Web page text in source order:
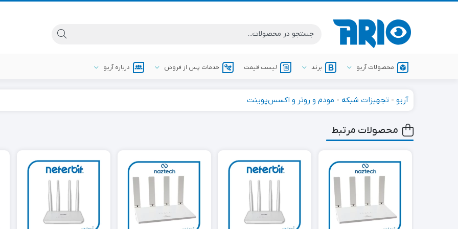
محصولات آریو
دوربین مداربسته
برند
آریو (ARIO)
لیست قیمت خدمات پس از فروش درباره آریو
آریو - تجهیزات شبکه - مودم و روتر و اکسس‌پوینت
محصولات مرتبط